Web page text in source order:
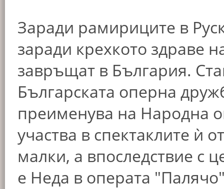
Заради рамириците в
заради крехкото здраве
завръщат в България.
Българската оперна
преименува на Народна
участва в спектаклите ѝ
малки, а впоследствие с
е Неда в операта